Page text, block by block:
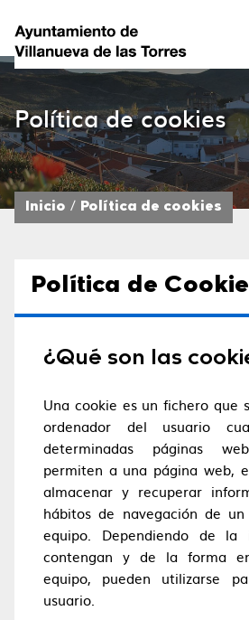
Política de cookies
Inicio Política de cookies
Política de
¿Qué son las
Una cookie es un fichero que
ordenador del usuario
determinadas páginas
permiten a una página web,
almacenar y recuperar
hábitos de navegación de
equipo. Dependiendo de la
contengan y de la forma
equipo, pueden utilizarse
usuario.